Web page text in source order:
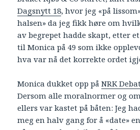
Dagsnytt 18, hvor jeg «på
halsen» da jeg fikk høre om
av begrepet hadde skapt, etter
til Monica på 49 som ikke
hva var nå det korrekte ordet
Monica dukket opp påNRK
Dersom alle moralnormer og
ellers var kastet på båten: Jeg
meg en halv gang for å «date»